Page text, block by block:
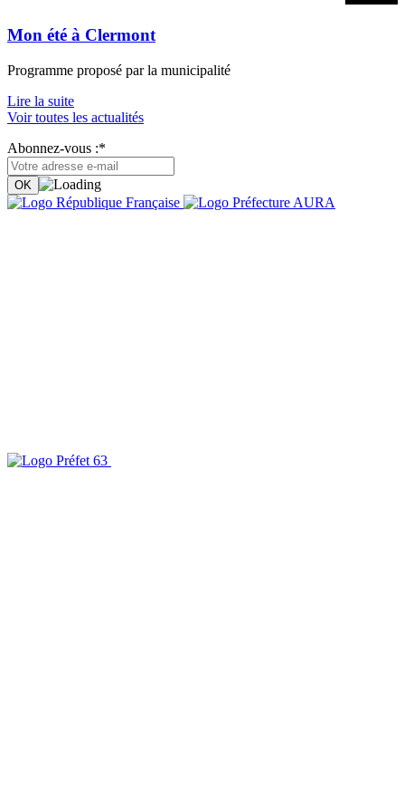
Mon été à Clermont
Programme proposé par la municipalité
Lire la suite
Voir toutes les actualités
Abonnez-vous :*